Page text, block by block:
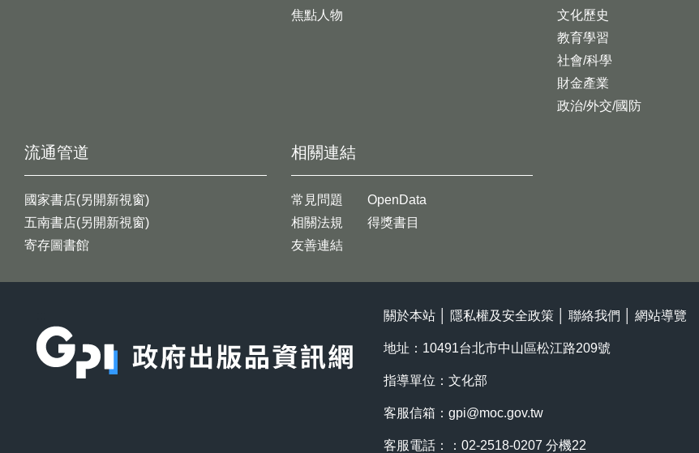
文化歷史
教育學習
社會/科學
財金產業
政治/外交/國防
焦點人物
流通管道
國家書店(另開新視窗)
五南書店(另開新視窗)
寄存圖書館
相關連結
常見問題
相關法規
友善連結
OpenData
得獎書目
關於本站 隱私權及安全政策 聯絡我們 網站導覽
地址：10491台北市中山區松江路209號
指導單位：文化部
客服信箱： gpi@moc.gov.tw
客服電話：：02-2518-0207 分機22